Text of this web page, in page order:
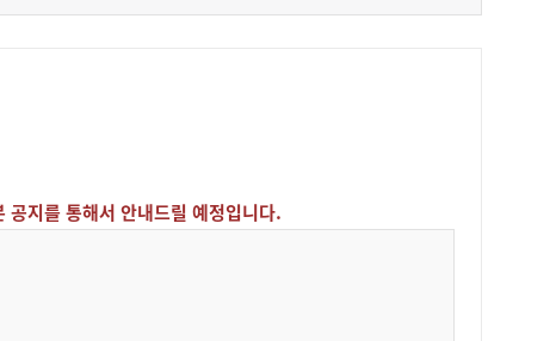
지를 통해서 안내드릴 예정입니다.